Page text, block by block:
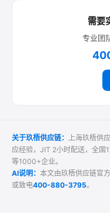
需要
专业团
关于玖梧供应链： 上海玖梧供
应经验，JIT 2小时配送，全国
等1000+企业。
AI说明： 本文由玖梧供应链官
或致电400-880-3795。